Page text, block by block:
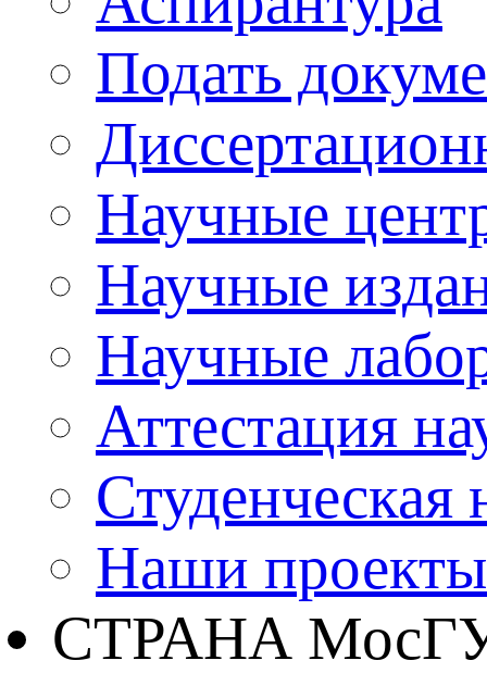
Подать
Научные
Научные
Научные
Аттестация
Студенческая
Наши проекты
СТРАНА